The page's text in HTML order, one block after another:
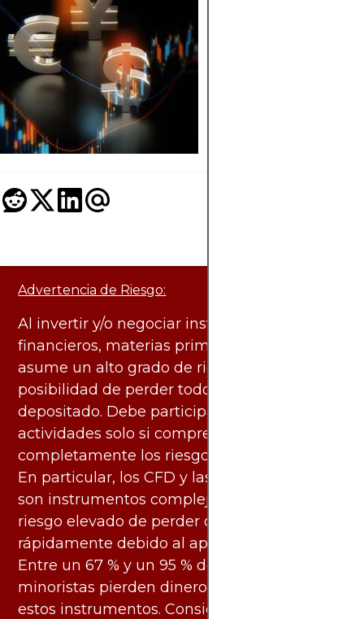
Advertencia de Riesgo:
Al invertir y/o negociar instrumentos
financieros, materias primas y otros activos,
asume un alto grado de riesgo. Existe la
posibilidad de perder todo el capital
depositado. Debe participar en estas
actividades solo si comprende
completamente los riesgos asociados.
En particular, los CFD y las criptomonedas
son instrumentos complejos y conllevan un
riesgo elevado de perder dinero
rápidamente debido al apalancamiento.
Entre un 67 % y un 95 % de los inversores
minoristas pierden dinero al negociar con
estos instrumentos. Considere si entiende su